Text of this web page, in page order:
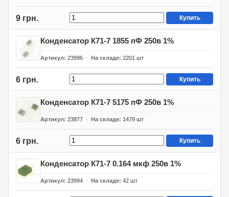
9 грн. Купить
Конденсатор К71-7 1855 пФ 250в 1%
Артикул 23996 На складе 2201 шт
6 грн. Купить
Конденсатор К71-7 5175 пФ 250в 1%
Артикул 23877 На складе 1479 шт
6 грн. Купить
Конденсатор К71-7 0.164 мкф 250в 1%
Артикул 23994 На складе 42 шт